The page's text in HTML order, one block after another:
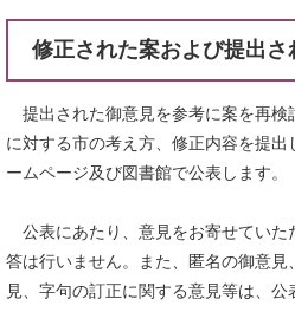
修正された案および提出
提出された御意見を参考に案を再検
に対する市の考え方、修正内容を提
ームページ及び図書館で公表します。
公表にあたり、意見をお寄せていた
答は行いません。また、匿名の御意
見、字句の訂正に関する意見等は、公